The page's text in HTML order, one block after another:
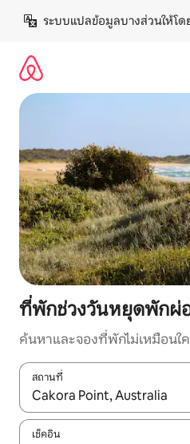
เนื้อหา
ระบบแปลข้อมูลบางส่วนให้โ
ที่พักช่วงวันหยุดพักผ่อ
ค้นหาและจองที่พักไม่เหมือนใค
สถานที่
ใช้ลูกศรขึ้นลง หรือใช้การสัมผัส
เช็คอิน